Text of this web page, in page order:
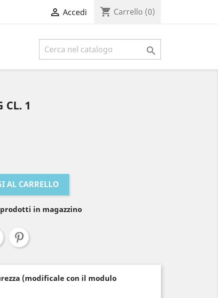
 Accedi shopping_cart Carrello (0)

CL. 1
AL CARRELLO
in magazzino
(modificale con il modulo